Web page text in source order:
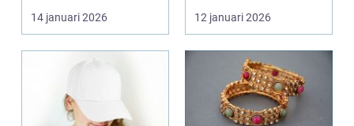
haft en central r...
14 januari 2026 12 januari 2026